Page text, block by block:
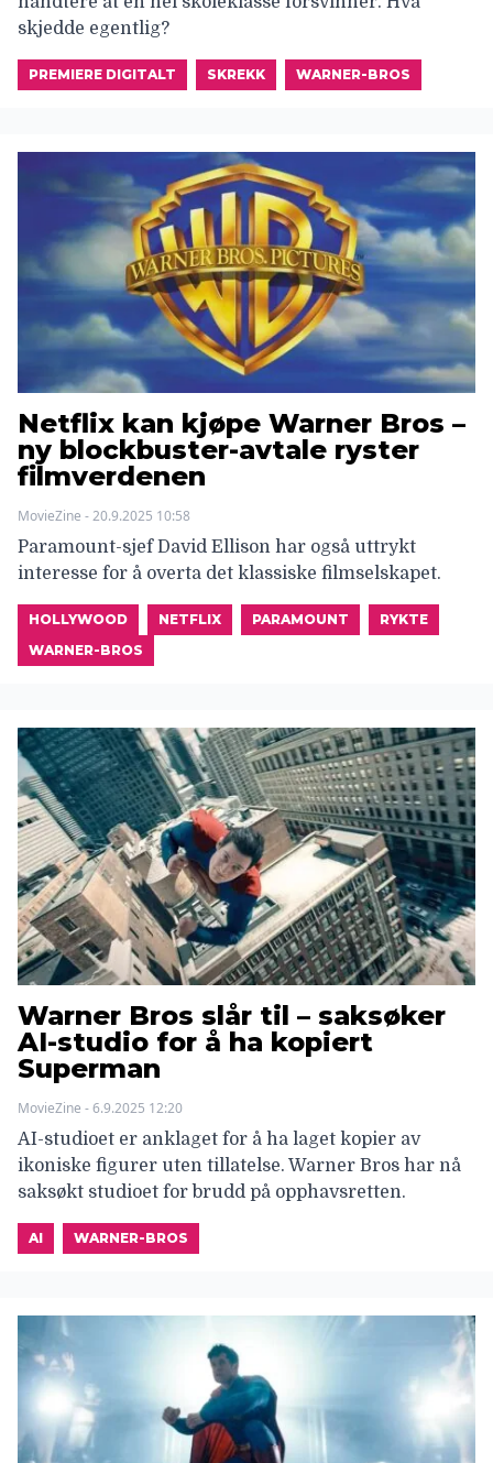
skjedde egentlig?
PREMIERE DIGITALT SKREKK WARNER-BROS
Netflix kan kjøpe Warner Bros –
ny blockbuster-avtale ryster
filmverdenen
MovieZine - 20.9.2025 10:58
Paramount-sjef David Ellison har også uttrykt
interesse for å overta det klassiske filmselskapet.
HOLLYWOOD NETFLIX PARAMOUNT
RYKTE
WARNER-BROS
Warner Bros slår til – saksøker
AI-studio for å ha kopiert
Superman
MovieZine - 6.9.2025 12:20
AI-studioet er anklaget for å ha laget kopier av
ikoniske figurer uten tillatelse. Warner Bros har nå
saksøkt studioet for brudd på opphavsretten.
AI WARNER-BROS